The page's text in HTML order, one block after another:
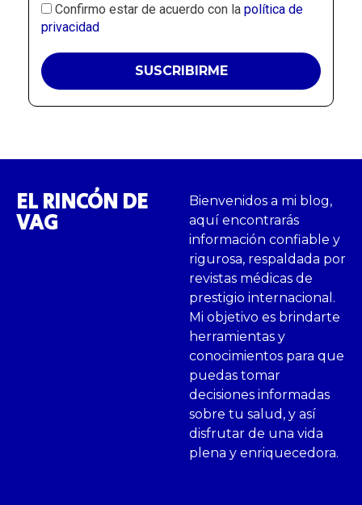
Confirmo estar de acuerdo con la política de
privacidad
EL RINCÓN DE
VAG
Bienvenidos a mi blog,
aquí encontrarás
información confiable y
rigurosa, respaldada por
revistas médicas de
prestigio internacional.
Mi objetivo es brindarte
herramientas y
conocimientos para que
puedas tomar
decisiones informadas
sobre tu salud, y así
disfrutar de una vida
plena y enriquecedora.